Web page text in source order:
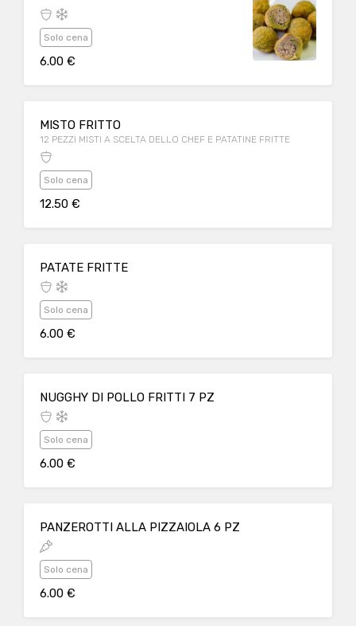
Solo cena
6.00 €
MISTO FRITTO
12 PEZZI MISTI A SCELTA DELLO CHEF E PATATINE FRITTE
Solo cena
12.50 €
PATATE FRITTE
Solo cena
6.00 €
NUGGHY DI POLLO FRITTI 7 PZ
Solo cena
6.00 €
PANZEROTTI ALLA PIZZAIOLA 6 PZ
Solo cena
6.00 €